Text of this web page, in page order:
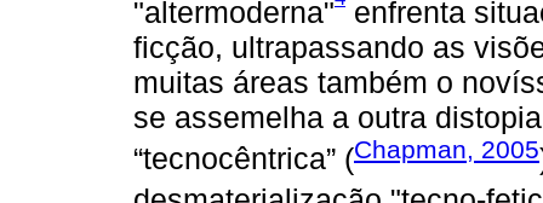
"altermoderna"
enfrenta
ficção, ultrapassando as
muitas áreas também o
se assemelha a outra
“tecnocêntrica” (Chapman, 2005